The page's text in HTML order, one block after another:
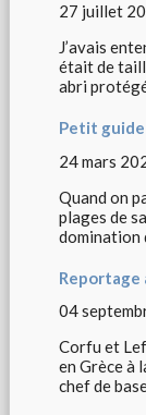
27 juillet
J’avais
était de
abri
Petit
24 mars
Quand on
plages de
domination
Reportage
04
Corfu et
en Grèce à
chef de